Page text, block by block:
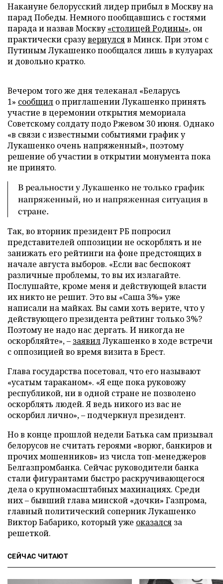
Накануне белорусский лидер прибыл в Москву на
парад Победы. Немного пообщавшись с гостями
парада и назвав Москву«столицей Родины», он
практически сразувернулсяв Минск. При этом с
Путиным Лукашенко пообщался лишь в кулуарах
и довольно кратко.
Вечером того же дня телеканал «Беларусь
1» сообщил о приглашении Лукашенко принять
участие в церемонии открытия мемориала
Советскому солдату подо Ржевом 30 июня. Однако
«в связи с известными событиями график у
Лукашенко очень напряженный», поэтому
решение об участии в открытии монумента пока
не принято.
В реальности у Лукашенко не только график
напряженный, но и напряженная ситуация в
стране.
Так, во вторник президент РБ попросил
представителей оппозиции не оскорблять и не
занижать его рейтинги на фоне предстоящих в
начале августа выборов. «Если вас беспокоят
различные проблемы, то вы их излагайте.
Послушайте, кроме меня и действующей власти
их никто не решит. Это вы «Саша 3%» уже
написали на майках. Вы сами хоть верите, что у
действующего президента рейтинг только 3%?
Поэтому не надо нас дергать. И никогда не
оскорбляйте», – заявилЛукашенко в ходе встречи
с оппозицией во время визита в Брест.
Глава государства посетовал, что его называют
«усатым тараканом». «Я еще пока руковожу
республикой, ни в одной стране не позволено
оскорблять людей. Я ведь никого из вас не
оскорбил лично», – подчеркнул президент.
Но в конце прошлой недели Батька сам призывал
белорусов не считать героями «ворюг, банкиров и
прочих мошенников» из числа топ-менеджеров
Белгазпромбанка. Сейчас руководители банка
стали фигурантами быстро раскручивающегося
дела о крупномасштабных махинациях. Среди
них – бывший глава минской «дочки» Газпрома,
главный политический соперник Лукашенко
Виктор Бабарико, который уже оказался за
решеткой.
СЕЙЧАС ЧИТАЮТ